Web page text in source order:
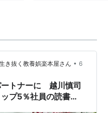
き抜く教養娯楽本屋さん • 6
トナーに 越川慎司
プ5％社員の読書